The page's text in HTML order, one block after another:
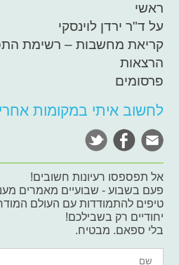
ראשי
על ד"ר ירדן לוינסקי
קריאת מחשבות – רשימת
הרצאות
פרסומים
לחשוב איתי במקומות
אל תפספסו רעיונות חשובים!
פעם בשבוע - שבועיים מאמרים
טיפים להתמודדות עם העולם
יחודיים רק בשבילכם!
בלי ספאם. מבטיח.